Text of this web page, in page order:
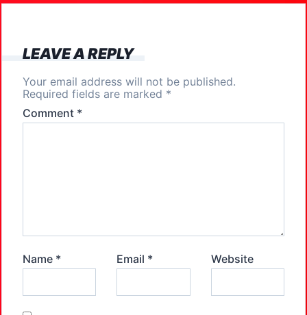
k
LEAVE A REPLY
Your email address will not be published.
Required fields are marked *
Comment *
Name * Email * Website